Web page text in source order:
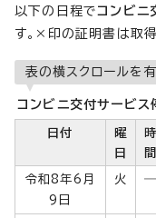
以下の日程で コンビニ
す。×印の証明書は取得
表の横スクロールを
コンビニ交付サービス
日付
曜
日
時
間
令和8年6月
9日
火 ―